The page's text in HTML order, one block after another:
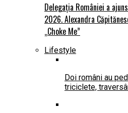
Delegația României a
2026. Alexandra
„Choke Me”
Lifestyle
Doi români au
triciclete,